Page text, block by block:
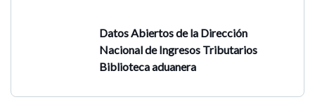
Datos Abiertos de la Dirección
Nacional de Ingresos Tributarios
Biblioteca aduanera